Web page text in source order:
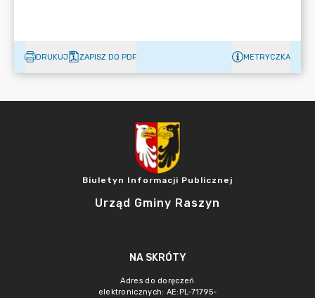
DRUKUJ ZAPISZ DO PDF METRYCZKA
Biuletyn Informacji Publicznej
Urząd Gminy Raszyn
NA SKRÓTY
Adres do doręczeń
elektronicznych: AE:PL-71795-